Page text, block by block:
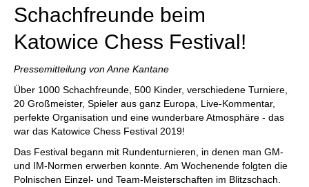
Schachfreunde beim
Katowice Chess Festival!
Pressemitteilung von Anne Kantane
Über 1000 Schachfreunde, 500 Kinder, verschiedene Turniere,
20 Großmeister, Spieler aus ganz Europa, Live-Kommentar,
perfekte Organisation und eine wunderbare Atmosphäre - das
war das Katowice Chess Festival 2019!
Das Festival begann mit Rundenturnieren, in denen man GM-
und IM-Normen erwerben konnte. Am Wochenende folgten die
Polnischen Einzel- und Team-Meisterschaften im Blitzschach.